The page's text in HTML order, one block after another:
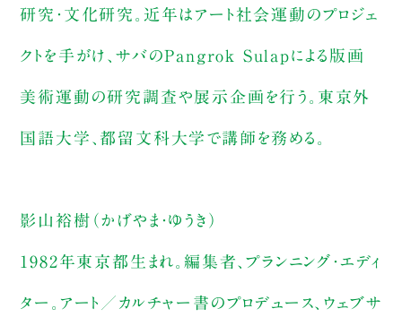
研究・文化研究。近年はアート社会運動のプロジェ
クトを手がけ、サバのPangrok Sulapによる版画
美術運動の研究調査や展示企画を行う。東京外
国語大学、都留文科大学で講師を務める。
影山裕樹（かげやま・ゆうき）
1982年東京都生まれ。編集者、プランニング・エディ
ター。アート／カルチャー書のプロデュース、ウェブサ